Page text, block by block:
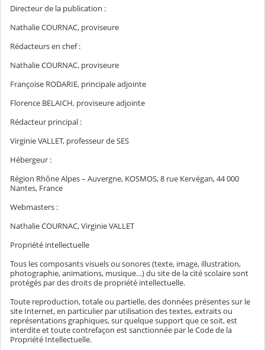
Directeur de la publication :
Nathalie COURNAC, proviseure
Rédacteurs en chef :
Nathalie COURNAC, proviseure
Françoise RODARIE, principale adjointe
Florence BELAICH, proviseure adjointe
Rédacteur principal :
Virginie VALLET, professeur de SES
Hébergeur :
Région Rhône Alpes – Auvergne, KOSMOS, 8 rue Kervégan, 44 000
Nantes, France
Webmasters :
Nathalie COURNAC, Virginie VALLET
Propriété intellectuelle
Tous les composants visuels ou sonores (texte, image, illustration,
photographie, animations, musique…) du site de la cité scolaire sont
protégés par des droits de propriété intellectuelle.
Toute reproduction, totale ou partielle, des données présentes sur le
site Internet, en particulier par utilisation des textes, extraits ou
représentations graphiques, sur quelque support que ce soit, est
interdite et toute contrefaçon est sanctionnée par le Code de la
Propriété Intellectuelle.